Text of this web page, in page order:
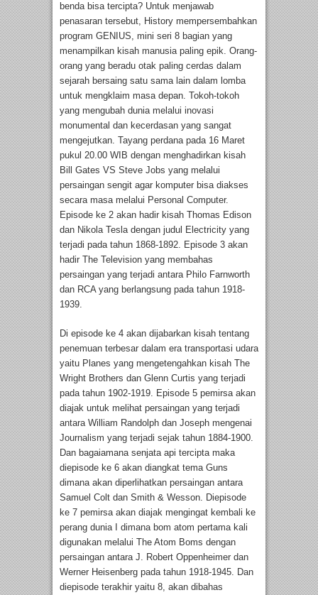
benda bisa tercipta? Untuk menjawab
penasaran tersebut, History mempersembahkan
program GENIUS, mini seri 8 bagian yang
menampilkan kisah manusia paling epik. Orang-
orang yang beradu otak paling cerdas dalam
sejarah bersaing satu sama lain dalam lomba
untuk mengklaim masa depan. Tokoh-tokoh
yang mengubah dunia melalui inovasi
monumental dan kecerdasan yang sangat
mengejutkan. Tayang perdana pada 16 Maret
pukul 20.00 WIB dengan menghadirkan kisah
Bill Gates VS Steve Jobs yang melalui
persaingan sengit agar komputer bisa diakses
secara masa melalui Personal Computer.
Episode ke 2 akan hadir kisah Thomas Edison
dan Nikola Tesla dengan judul Electricity yang
terjadi pada tahun 1868-1892. Episode 3 akan
hadir The Television yang membahas
persaingan yang terjadi antara Philo Farnworth
dan RCA yang berlangsung pada tahun 1918-
1939.
Di episode ke 4 akan dijabarkan kisah tentang
penemuan terbesar dalam era transportasi udara
yaitu Planes yang mengetengahkan kisah The
Wright Brothers dan Glenn Curtis yang terjadi
pada tahun 1902-1919. Episode 5 pemirsa akan
diajak untuk melihat persaingan yang terjadi
antara William Randolph dan Joseph mengenai
Journalism yang terjadi sejak tahun 1884-1900.
Dan bagaiamana senjata api tercipta maka
diepisode ke 6 akan diangkat tema Guns
dimana akan diperlihatkan persaingan antara
Samuel Colt dan Smith & Wesson. Diepisode
ke 7 pemirsa akan diajak mengingat kembali ke
perang dunia I dimana bom atom pertama kali
digunakan melalui The Atom Boms dengan
persaingan antara J. Robert Oppenheimer dan
Werner Heisenberg pada tahun 1918-1945. Dan
diepisode terakhir yaitu 8, akan dibahas